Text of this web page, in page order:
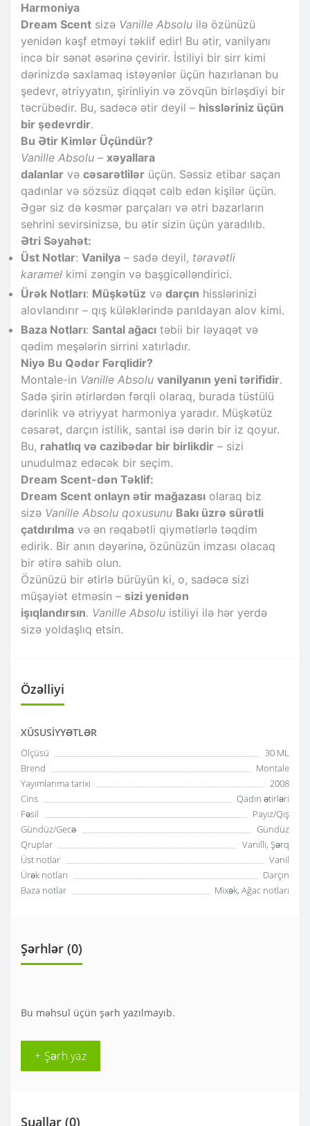
Harmoniya
Dream Scent sizə Vanille Absolu ilə özünüzü
yenidən kəşf etməyi təklif edir! Bu ətir, vanilyanı
incə bir sənət əsərinə çevirir. İstiliyi bir sirr kimi
dərinizdə saxlamaq istəyənlər üçün hazırlanan bu
şedevr, ətriyyatın, şirinliyin və zövqün birləşdiyi bir
təcrübədir. Bu, sadəcə ətir deyil – hissləriniz üçün
bir şedevrdir.
Bu Ətir Kimlər Üçündür?
Vanille Absolu – xəyallara
dalanlar və cəsarətlilər üçün. Səssiz etibar saçan
qadınlar və sözsüz diqqət cəlb edən kişilər üçün.
Əgər siz də kəsmər parçaları və ətri bazarların
sehrini sevirsinizsə, bu ətir sizin üçün yaradılıb.
Ətri Səyahət:
Üst Notlar: Vanilya – sadə deyil, təravətli
karamel kimi zəngin və başgicəlləndirici.
Ürək Notları: Müşkətüz və darçın hisslərinizi
alovlandırır – qış küləklərində parıldayan alov kimi.
Baza Notları: Santal ağacı təbii bir ləyaqət və
qədim meşələrin sirrini xatırladır.
Niyə Bu Qədər Fərqlidir?
Montale-in Vanille Absolu vanilyanın yeni tərifidir.
Sadə şirin ətirlərdən fərqli olaraq, burada tüstülü
dərinlik və ətriyyat harmoniya yaradır. Müşkətüz
cəsarət, darçın istilik, santal isə dərin bir iz qoyur.
Bu, rahatlıq və cazibədar bir birlikdir – sizi
unudulmaz edəcək bir seçim.
Dream Scent-dən Təklif:
Dream Scent onlayn ətir mağazası olaraq biz
sizə Vanille Absolu qoxusunu Bakı üzrə sürətli
çatdırılma və ən rəqabətli qiymətlərlə təqdim
edirik. Bir anın dəyərinə, özünüzün imzası olacaq
bir ətirə sahib olun.
Özünüzü bir ətirlə bürüyün ki, o, sadəcə sizi
müşayiət etməsin – sizi yenidən
işıqlandırsın. Vanille Absolu istiliyi ilə hər yerdə
sizə yoldaşlıq etsin.
Özəlliyi
XÜSUSIYYƏTLƏR
Ölçüsü
30 ML
Brend
Montale
Yayımlanma tarixi
2008
Cins
Qadın ətirləri
Fəsil
Payız/Qış
Gündüz/Gecə
Gündüz
Qruplar
Vanilli, Şərq
Üst notlar
Vanil
Ürək notları
Darçın
Baza notlar
Mixək, Ağac notları
Şərhlər (0)
Bu məhsul üçün şərh yazılmayıb.
+ Şərh yaz
Suallar (0)